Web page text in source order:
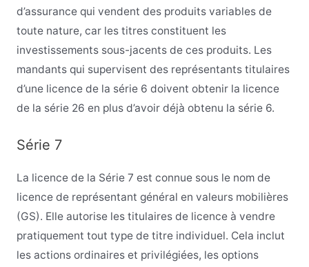
d’assurance qui vendent des produits variables de
toute nature, car les titres constituent les
investissements sous-jacents de ces produits. Les
mandants qui supervisent des représentants titulaires
d’une licence de la série 6 doivent obtenir la licence
de la série 26 en plus d’avoir déjà obtenu la série 6.
Série 7
La licence de la Série 7 est connue sous le nom de
licence de représentant général en valeurs mobilières
(GS). Elle autorise les titulaires de licence à vendre
pratiquement tout type de titre individuel. Cela inclut
les actions ordinaires et privilégiées, les options